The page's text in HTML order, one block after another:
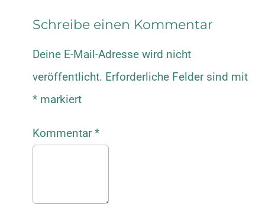
Schreibe einen Kommentar
Deine E-Mail-Adresse wird nicht
veröffentlicht. Erforderliche Felder sind mit
* markiert
Kommentar*